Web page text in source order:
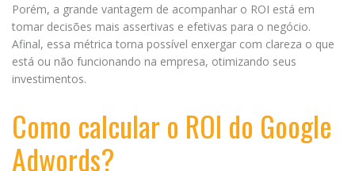
Porém, a grande vantagem de acompanhar o ROI está em
tomar decisões mais assertivas e efetivas para o negócio.
Afinal, essa métrica torna possível enxergar com clareza o que
está ou não funcionando na empresa, otimizando seus
investimentos.
Como calcular o ROI do Google
Adwords?